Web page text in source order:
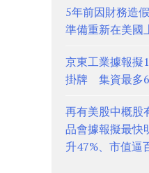
5年前因財務造
準備重新在美國
京東工業據報擬
掛牌 集資最多
再有美股中概
品會據報擬最
升47%、市值逼